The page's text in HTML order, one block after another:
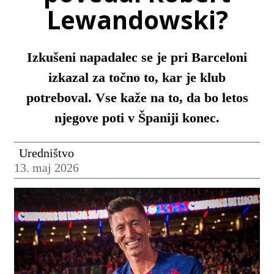
Lewandowski?
Izkušeni napadalec se je pri Barceloni
izkazal za točno to, kar je klub
potreboval. Vse kaže na to, da bo letos
njegove poti v Španiji konec.
Uredništvo
13. maj 2026